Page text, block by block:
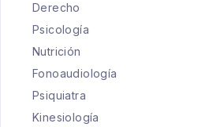
Derecho
Psicología
Nutrición
Fonoaudiología
Psiquiatra
Kinesiología